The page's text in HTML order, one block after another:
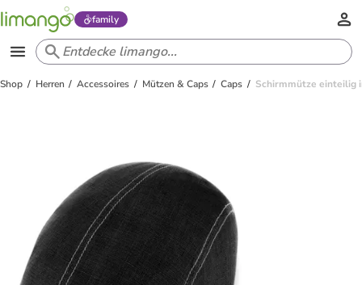
family
Shop Herren Accessoires Mützen & Caps Caps Schirmmütze einteilig